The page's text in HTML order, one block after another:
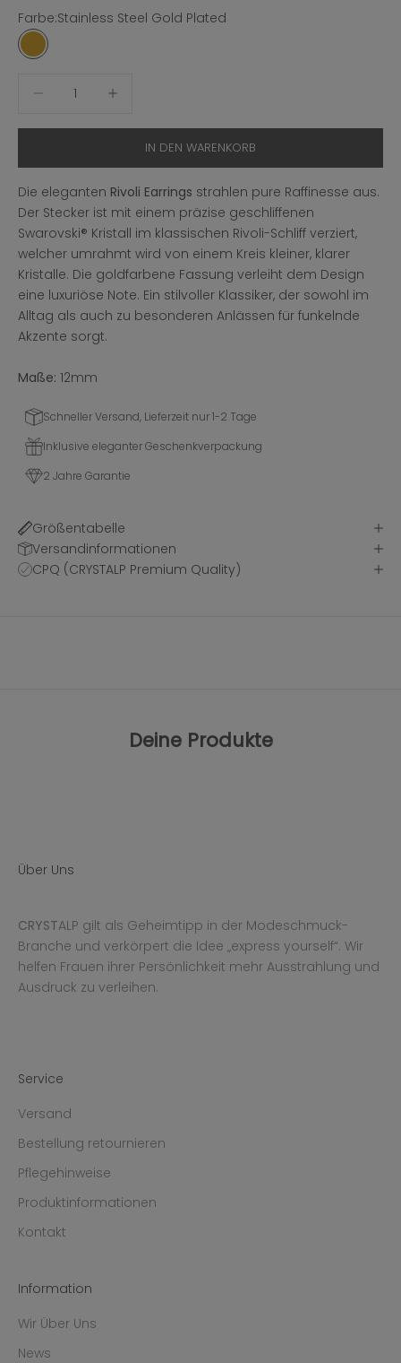
Farbe:Stainless Steel Gold Plated
Stainless Steel Gold Plated
IN DEN WARENKORB
Die eleganten Rivoli Earrings strahlen pure Raffinesse aus.
Der Stecker ist mit einem präzise geschliffenen
Swarovski® Kristall im klassischen Rivoli-Schliff verziert,
welcher umrahmt wird von einem Kreis kleiner, klarer
Kristalle. Die goldfarbene Fassung verleiht dem Design
eine luxuriöse Note. Ein stilvoller Klassiker, der sowohl im
Alltag als auch zu besonderen Anlässen für funkelnde
Akzente sorgt.
Maße: 12mm
Schneller Versand, Lieferzeit nur 1-2 Tage
Inklusive eleganter Geschenkverpackung
2 Jahre Garantie
Größentabelle
Versandinformationen
CPQ (CRYSTALP Premium Quality)
Deine Produkte
Über Uns
CRYSTALP gilt als Geheimtipp in der Modeschmuck-
Branche und verkörpert die Idee „express yourself“. Wir
helfen Frauen ihrer Persönlichkeit mehr Ausstrahlung und
Ausdruck zu verleihen.
Service
Versand
Bestellung retournieren
Pflegehinweise
Produktinformationen
Kontakt
Information
Wir Über Uns
News